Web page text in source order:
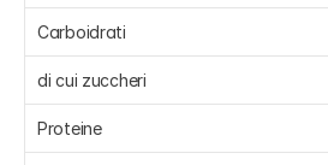
Carboidrati
di cui zuccheri
Proteine